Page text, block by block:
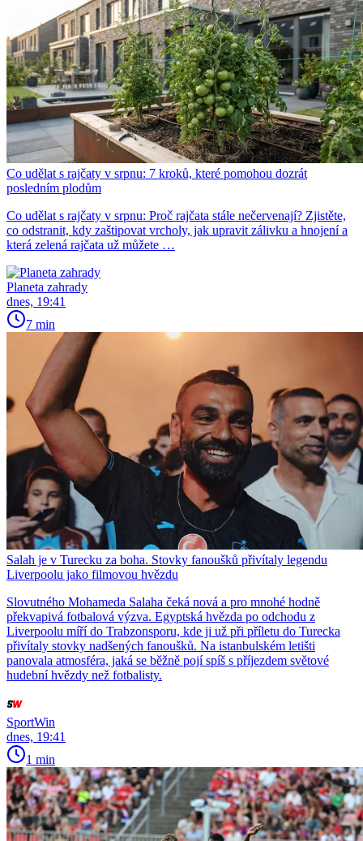
Co udělat s rajčaty v srpnu: 7 kroků, které pomohou dozrát
posledním plodům
Co udělat s rajčaty v srpnu: Proč rajčata stále nečervenají? Zjistěte,
co odstranit, kdy zaštipovat vrcholy, jak upravit zálivku a hnojení a
která zelená rajčata už můžete …
Planeta zahrady
dnes, 19:41
7 min
Salah je v Turecku za boha. Stovky fanoušků přivítaly legendu
Liverpoolu jako filmovou hvězdu
Slovutného Mohameda Salaha čeká nová a pro mnohé hodně
překvapivá fotbalová výzva. Egyptská hvězda po odchodu z
Liverpoolu míří do Trabzonsporu, kde ji už při příletu do Turecka
přivítaly stovky nadšených fanoušků. Na istanbulském letišti
panovala atmosféra, jaká se běžně pojí spíš s příjezdem světové
hudební hvězdy než fotbalisty.
SportWin
dnes, 19:41
1 min